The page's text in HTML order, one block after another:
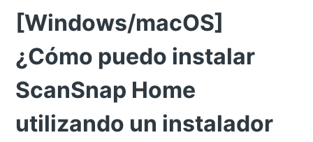
[Windows/macOS]
¿Cómo puedo instalar
ScanSnap Home
utilizando un instalador